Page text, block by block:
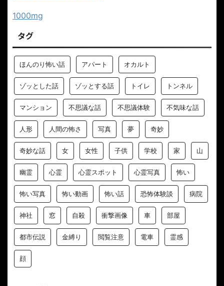
1000mg
タグ
ほんのり怖い話 アパート オカルト
ゾッとした話 ゾッとする話 トイレ トンネル
マンション 不思議な話 不思議体験 不気味な話
人形 人間の怖さ 写真 夢 奇妙
奇妙な話 女 女性 子供 学校 家 山
幽霊 心霊 心霊スポット 心霊写真 怖い
怖い写真 怖い動画 怖い話 恐怖体験談 病院
神社 窓 自殺 衝撃画像 車 部屋
都市伝説 金縛り 閲覧注意 電車 霊感
顔